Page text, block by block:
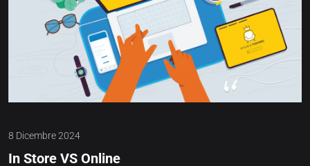
8 Dicembre 2024
In Store VS Online